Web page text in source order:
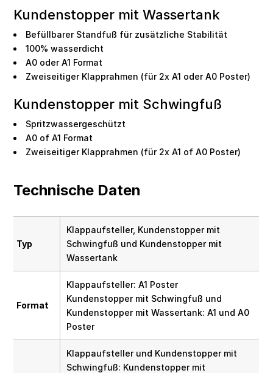
Kundenstopper mit Wassertank
Befüllbarer Standfuß für zusätzliche Stabilität
100% wasserdicht
A0 oder A1 Format
Zweiseitiger Klapprahmen (für 2x A1 oder A0 Poster)
Kundenstopper mit Schwingfuß
Spritzwassergeschützt
A0 of A1 Format
Zweiseitiger Klapprahmen (für 2x A1 of A0 Poster)
Technische Daten
Typ
Klappaufsteller, Kundenstopper mit
Schwingfuß und Kundenstopper mit
Wassertank
Format
Klappaufsteller: A1 Poster
Kundenstopper mit Schwingfuß und
Kundenstopper mit Wassertank: A1 und A0
Poster
Klappaufsteller und Kundenstopper mit
Schwingfuß: Kundenstopper mit